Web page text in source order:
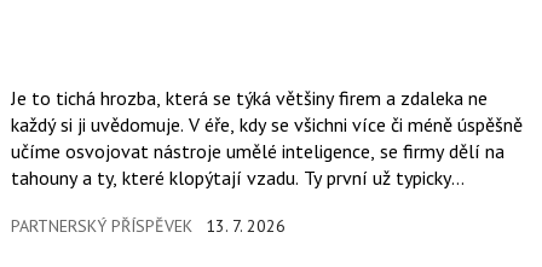
Je to tichá hrozba, která se týká většiny firem a zdaleka ne
každý si ji uvědomuje. V éře, kdy se všichni více či méně úspěšně
učíme osvojovat nástroje umělé inteligence, se firmy dělí na
tahouny a ty, které klopýtají vzadu. Ty první už typicky
nový byznys. Ty druhé fungují na zastaralých systémech, které
PARTNERSKÝ PŘÍSPĚVEK 13. 7. 2026